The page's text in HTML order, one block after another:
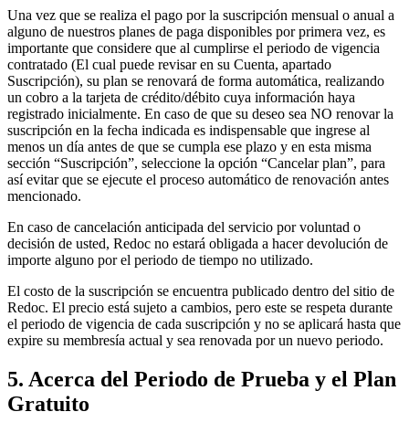
Una vez que se realiza el pago por la suscripción mensual o anual a
alguno de nuestros planes de paga disponibles por primera vez, es
importante que considere que al cumplirse el periodo de vigencia
contratado (El cual puede revisar en su Cuenta, apartado
Suscripción), su plan se renovará de forma automática, realizando
un cobro a la tarjeta de crédito/débito cuya información haya
registrado inicialmente. En caso de que su deseo sea NO renovar la
suscripción en la fecha indicada es indispensable que ingrese al
menos un día antes de que se cumpla ese plazo y en esta misma
sección “Suscripción”, seleccione la opción “Cancelar plan”, para
así evitar que se ejecute el proceso automático de renovación antes
mencionado.
En caso de cancelación anticipada del servicio por voluntad o
decisión de usted, Redoc no estará obligada a hacer devolución de
importe alguno por el periodo de tiempo no utilizado.
El costo de la suscripción se encuentra publicado dentro del sitio de
Redoc. El precio está sujeto a cambios, pero este se respeta durante
el periodo de vigencia de cada suscripción y no se aplicará hasta que
expire su membresía actual y sea renovada por un nuevo periodo.
5. Acerca del Periodo de Prueba y el Plan
Gratuito